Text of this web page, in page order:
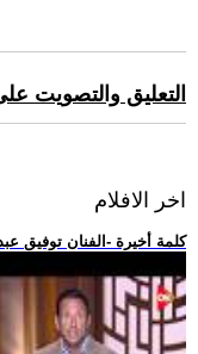
التعليق والتصويت
اخر الافلام
.. كلمة أخيرة -الفنان توفيق